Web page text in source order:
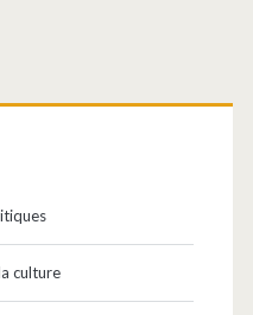
culture